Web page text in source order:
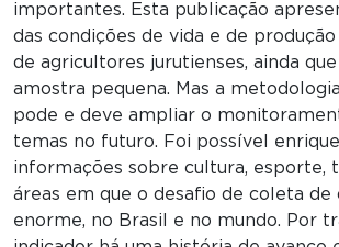
importantes. Esta publicação
das condições de vida e de
de agricultores jurutienses, ainda
amostra pequena. Mas a
pode e deve ampliar o
temas no futuro. Foi possível
informações sobre cultura, esporte,
áreas em que o desafio de coleta de
enorme, no Brasil e no mundo. Por